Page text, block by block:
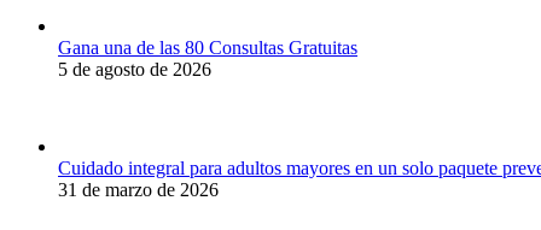
Gana una de las 80 Consultas Gratuitas
5 de agosto de 2026
Cuidado integral para adultos mayores en un solo paquete
31 de marzo de 2026